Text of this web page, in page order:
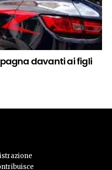
davanti ai figli